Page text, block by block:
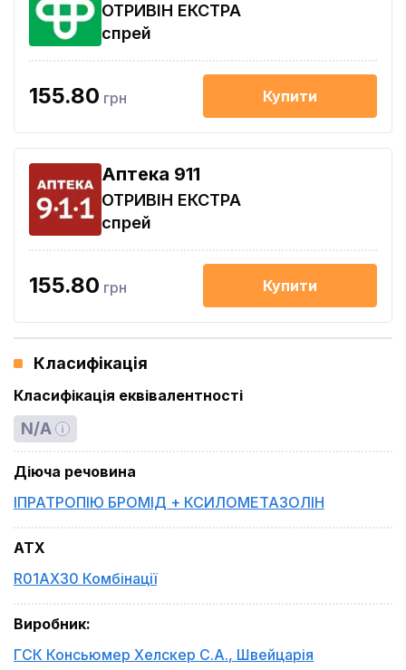
ОТРИВІН ЕКСТРА
спрей
155.80 грн Купити
Aптека 911
ОТРИВІН ЕКСТРА
спрей
155.80 грн Купити
Класифікація
Класифікація еквівалентності
N/A
Діюча речовина
ІПРАТРОПІЮ БРОМІД + КСИЛОМЕТАЗОЛІН
ATX
R01AX30 Комбінації
Виробник:
ГСК Консьюмер Хелскер С.А., Швейцарія